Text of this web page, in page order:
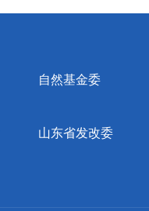
自然基金委
山东省发改委